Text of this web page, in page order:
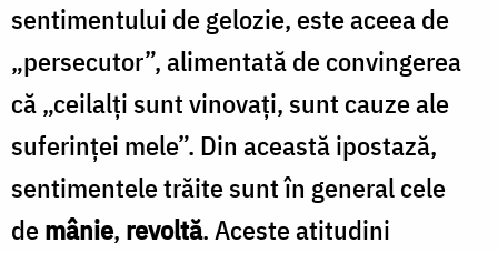
sentimentului de gelozie, este aceea de
„persecutor”, alimentată de convingerea
că „ceilalţi sunt vinovaţi, sunt cauze ale
suferinţei mele”. Din această ipostază,
sentimentele trăite sunt în general cele
demânie, revoltă. Aceste atitudini